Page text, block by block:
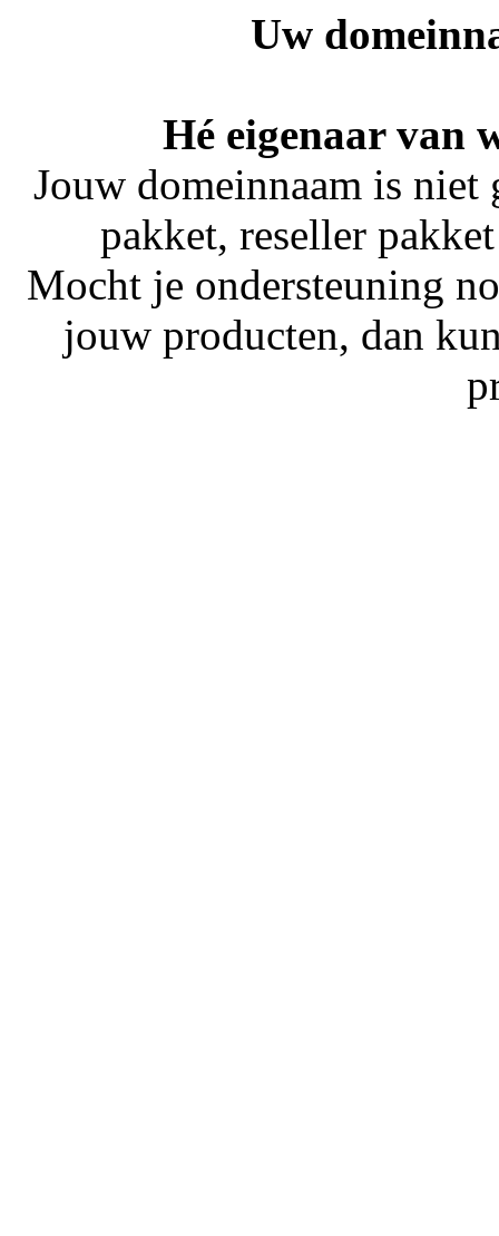
Uw
Hé eigenaar van
Jouw domeinnaam is
pakket, reseller
Mocht je ondersteuning
jouw producten, dan